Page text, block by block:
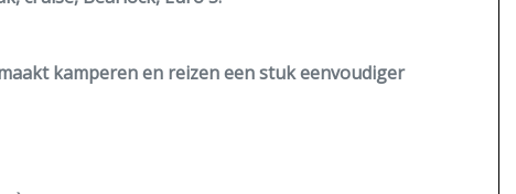
kamperen en reizen een stuk eenvoudiger